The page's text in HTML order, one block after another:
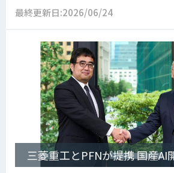
最終更新日:2026/06/24
三菱重工とPFNが提携 国産AI